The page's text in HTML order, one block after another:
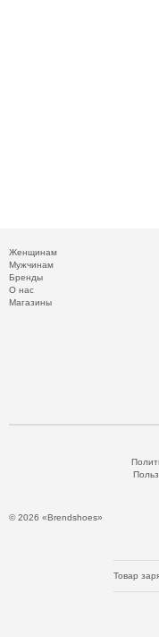
Женщинам
Мужчинам
Бренды
О нас
Магазины
© 2026 «Brendshoes»
Товар